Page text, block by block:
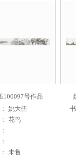
100097号作品
姚大伍
花鸟
未售